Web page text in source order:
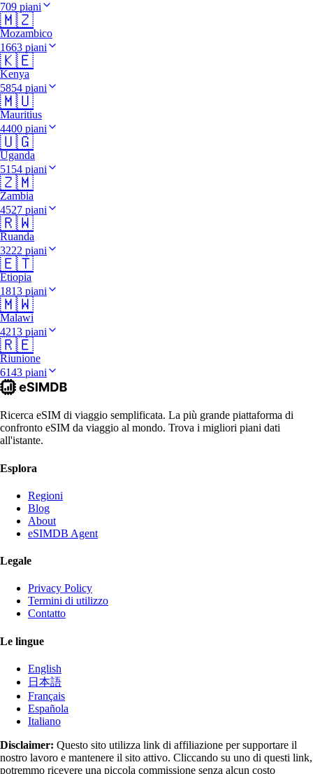
709 piani
🇲🇿
Mozambico
1663 piani
🇰🇪
Kenya
5854 piani
🇲🇺
Mauritius
4400 piani
🇺🇬
Uganda
5154 piani
🇿🇲
Zambia
4527 piani
🇷🇼
Ruanda
3222 piani
🇪🇹
Etiopia
1813 piani
🇲🇼
Malawi
4213 piani
🇷🇪
Riunione
6143 piani
Ricerca eSIM di viaggio semplificata. La più grande piattaforma di
confronto eSIM da viaggio al mondo. Trova i migliori piani dati
all'istante.
Esplora
Regioni
Blog
About
eSIMDB Agent
Legale
Privacy Policy
Termini di utilizzo
Contatto
Le lingue
English
日本語
Français
Española
Italiano
Disclaimer: Questo sito utilizza link di affiliazione per supportare il
nostro lavoro e mantenere il sito attivo. Cliccando su uno di questi link,
potremmo ricevere una piccola commissione senza alcun costo